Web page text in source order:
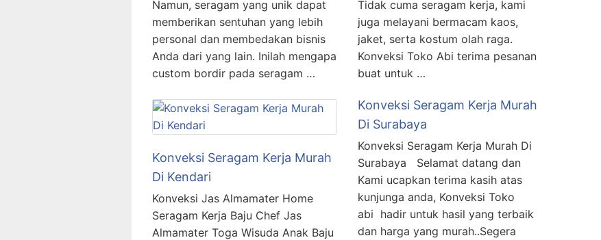
Namun, seragam yang unik dapat
memberikan sentuhan yang lebih
personal dan membedakan bisnis
Anda dari yang lain. Inilah mengapa
custom bordir pada seragam …
Tidak cuma seragam kerja, kami
juga melayani bermacam kaos,
jaket, serta kostum olah raga.
Konveksi Toko Abi terima pesanan
buat untuk …
Konveksi Seragam Kerja Murah
Di Kendari
Konveksi Jas Almamater Home
Seragam Kerja Baju Chef Jas
Almamater Toga Wisuda Anak Baju
Konveksi Seragam Kerja Murah
Di Surabaya
Konveksi Seragam Kerja Murah Di
Surabaya Selamat datang dan
Kami ucapkan terima kasih atas
kunjunga anda, Konveksi Toko
abi hadir untuk hasil yang terbaik
dan harga yang murah..Segera